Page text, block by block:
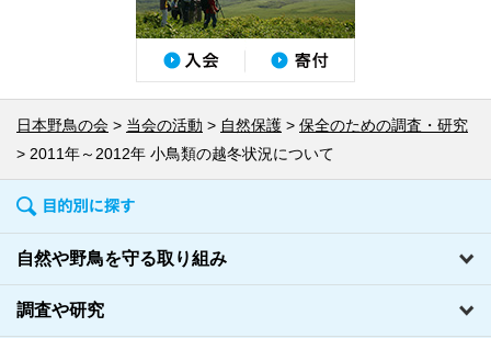
日本野鳥の会 当会の活動 自然保護
保全のための調査・研究
2011年～2012年 小鳥類の越冬状況について
自然や野鳥を守る取り組み
調査や研究